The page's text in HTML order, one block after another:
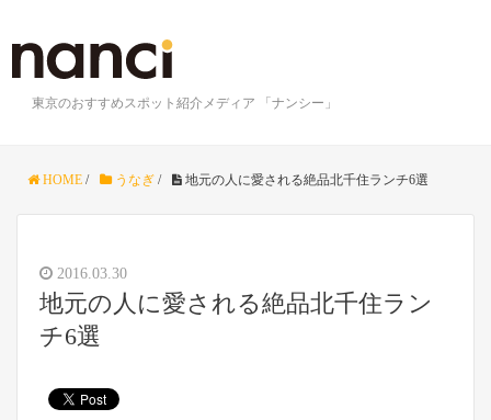
東京のおすすめスポット紹介メディア 「ナンシー」
HOME / うなぎ / 地元の人に愛される絶品北千住ランチ6選
2016.03.30
地元の人に愛される絶品北千住ラン
チ6選